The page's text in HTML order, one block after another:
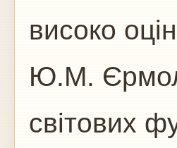
високо
Ю.М.
світових